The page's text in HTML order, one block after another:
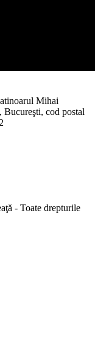
Mihai
Bucureşti, cod postal
- Toate drepturile